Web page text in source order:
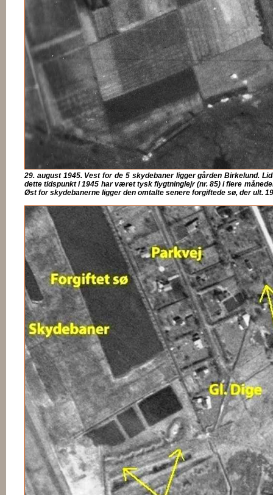
29. august 1945. Vest for de 5 skydebaner ligger gården Birkelund.
dette tidspunkt i 1945 har været tysk flygtninglejr (nr. 85) i flere
Øst for skydebanerne ligger den omtalte senere forgiftede sø, der ult.